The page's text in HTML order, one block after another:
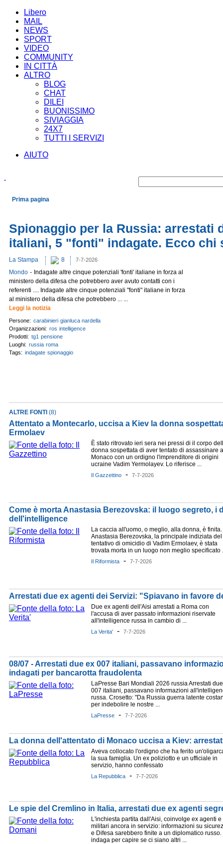
Libero
MAIL
NEWS
SPORT
VIDEO
COMMUNITY
IN CITTÀ
ALTRO
BLOG
CHAT
DILEI
BUONISSIMO
SIVIAGGIA
24X7
TUTTI I SERVIZI
AIUTO
Prima pagina
Spionaggio per la Russia: arrestati
italiani, 5 "fonti" indagate. Ecco chi
La Stampa 8 7-7-2026
Mondo - Indagate altre cinque potenziali 'fonti' italiane in forza al
ministero della difesa che potrebbero aver avuto contatti con i
referenti .... Indagate altre cinque potenziali "fonti" italiane in forza
al ministero della difesa che potrebbero ... ...
Leggi la notizia
Persone: carabinieri gianluca nardella
Organizzazioni: ros intelligence
Prodotti: tg1 pensione
Luoghi: russia roma
Tags: indagate spionaggio
ALTRE FONTI (8)
Attentato a Montecarlo, uccisa a Kiev la donna
Ermolaev
È stato ritrovato ieri sera nei pressi di il corpo
donna sospettata di aver tentato di assassinare a
Monaco con un ordigno l'imprenditore di origini
ucraine Vadim Yermolayev. Lo riferisce ...
Il Gazzettino - 7-7-2026
Come è morta Anastasia Berezovska: il luogo segreto, i
dell'intelligence
La caccia all'uomo, o meglio, alla donna, è finita.
Anastasia Berezovska, la principale indiziata del
tentativo di omicidio di Vadim Ermolaev, è stata
trovata morta in un luogo non meglio specificato
Il Riformista - 7-7-2026
Arrestati due ex agenti dei Servizi: "Spiavano in favore
Due ex agenti dell'Aisi arrestati a Roma con
l'accusa di aver passato informazioni riservate
all'intelligence russa in cambio di ...
La Verita' - 7-7-2026
08/07 - Arrestati due ex 007 italiani, passavano
indagati per bancarotta fraudolenta
LaPresse Bari Mondiali 2026 russia Arrestati
007 italiani, passavano informazioni
russa. Crosetto: "Da Russia guerra latente
per indebolire le nostre ...
LaPresse - 7-7-2026
La donna dell'attentato di Monaco uccisa a Kiev:
Aveva collocato l'ordigno che ha ferito
la sua famiglia. Un ex poliziotto e un ufficiale in
servizio, hanno confessato
La Repubblica - 7-7-2026
Le spie del Cremlino in Italia, arrestati due ex agenti
L'inchiesta partita dall'Aisi, coinvolge ex agenti e
militari ancora in servizio: informazioni su
e Difesa sarebbero finite a un diplomatico russo.
indaga per capire se ci siano altri ...